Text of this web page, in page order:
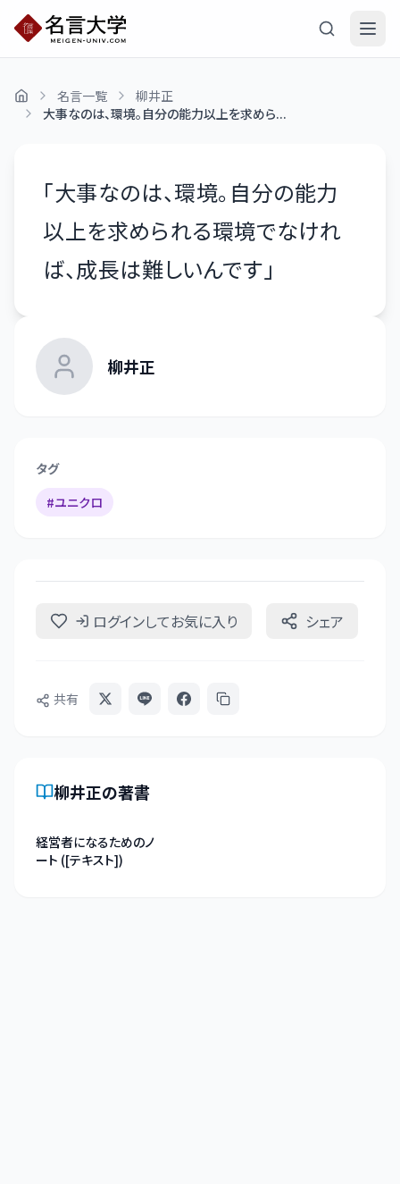
名言一覧
柳井正
大事なのは、環境。自分の能力以上を求めら...
「大事なのは、環境。自分の能力
以上を求められる環境でなけれ
ば、成長は難しいんです 」
柳井正
タグ
#ユニクロ
ログインしてお気に入り シェア
共有
柳井正の著書
経営者になるためのノ
ート ([テキスト])